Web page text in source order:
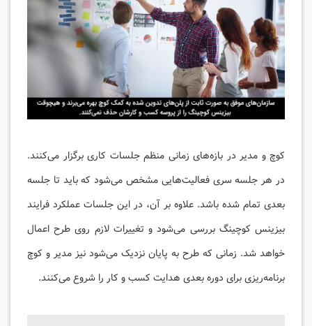
کوچ و مدیر در بازه‌های زمانی منظم جلسات کاری برگزار می‌کنند.
در هر جلسه سری فعالیت‌هایی مشخص می‌شود که باید تا جلسه
بعدی تمام شده باشد. علاوه بر آن، در این جلسات عملکرد فرایند
بیزینس کوچینگ بررسی می‌شود و تغییرات لازم روی طرح اعمال
خواهد شد. زمانی که طرح به پایان نزدیک می‌شود نیز مدیر و کوچ
برنامه‌ریزی برای دوره بعدی هدایت کسب و کار را شروع می‌کنند.